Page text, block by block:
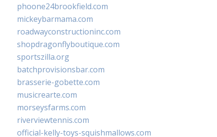
phoone24brookfield.com
mickeybarmama.com
roadwayconstructioninc.com
shopdragonflyboutique.com
sportszilla.org
batchprovisionsbar.com
brasserie-gobette.com
musicrearte.com
morseysfarms.com
riverviewtennis.com
official-kelly-toys-squishmallows.com